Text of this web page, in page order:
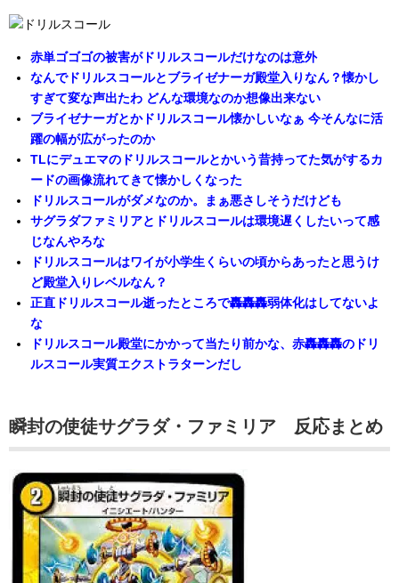
赤単ゴゴゴの被害がドリルスコールだけなのは意外
なんでドリルスコールとブライゼナーガ殿堂入りなん？懐かし
すぎて変な声出たわ どんな環境なのか想像出来ない
ブライゼナーガとかドリルスコール懐かしいなぁ 今そんなに活
躍の幅が広がったのか
TLにデュエマのドリルスコールとかいう昔持ってた気がするカ
ードの画像流れてきて懐かしくなった
ドリルスコールがダメなのか。まぁ悪さしそうだけども
サグラダファミリアとドリルスコールは環境遅くしたいって感
じなんやろな
ドリルスコールはワイが小学生くらいの頃からあったと思うけ
ど殿堂入りレベルなん？
正直ドリルスコール逝ったところで轟轟轟弱体化はしてないよ
な
ドリルスコール殿堂にかかって当たり前かな、赤轟轟轟のドリ
ルスコール実質エクストラターンだし
瞬封の使徒サグラダ・ファミリア 反応まとめ